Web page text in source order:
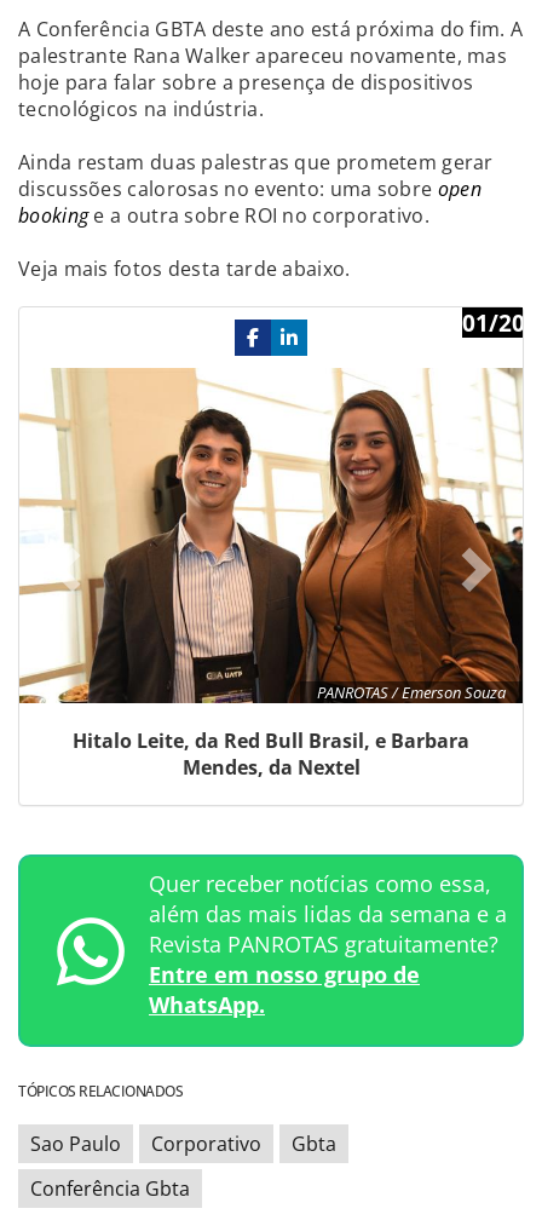
A Conferência GBTA deste ano está próxima do fim. A
palestrante Rana Walker apareceu novamente, mas
hoje para falar sobre a presença de dispositivos
tecnológicos na indústria.
Ainda restam duas palestras que prometem gerar
discussões calorosas no evento: uma sobre open
bookinge a outra sobre ROI no corporativo.
Veja mais fotos desta tarde abaixo.
PANROTAS / Emerson Souza
01/20
Hitalo Leite, da Red Bull Brasil, e Barbara
Mendes, da Nextel
Previous
Quer receber notícias como essa,
além das mais lidas da semana e a
Revista PANROTAS gratuitamente?
Entre em nosso grupo de
WhatsApp.
TÓPICOS RELACIONADOS
Sao Paulo Corporativo
Gbta
Conferência Gbta